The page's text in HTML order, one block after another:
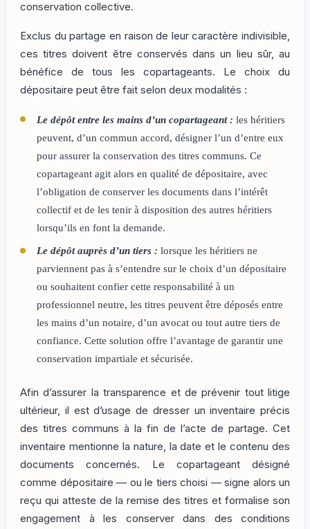
conservation collective.
Exclus du partage en raison de leur caractère indivisible,
ces titres doivent être conservés dans un lieu sûr, au
bénéfice de tous les copartageants. Le choix du
dépositaire peut être fait selon deux modalités :
Le dépôt entre les mains d’un copartageant : les héritiers
peuvent, d’un commun accord, désigner l’un d’entre eux
pour assurer la conservation des titres communs. Ce
copartageant agit alors en qualité de dépositaire, avec
l’obligation de conserver les documents dans l’intérêt
collectif et de les tenir à disposition des autres héritiers
lorsqu’ils en font la demande.
Le dépôt auprès d’un tiers : lorsque les héritiers ne
parviennent pas à s’entendre sur le choix d’un dépositaire
ou souhaitent confier cette responsabilité à un
professionnel neutre, les titres peuvent être déposés entre
les mains d’un notaire, d’un avocat ou tout autre tiers de
confiance. Cette solution offre l’avantage de garantir une
conservation impartiale et sécurisée.
Afin d’assurer la transparence et de prévenir tout litige
ultérieur, il est d’usage de dresser un inventaire précis
des titres communs à la fin de l’acte de partage. Cet
inventaire mentionne la nature, la date et le contenu des
documents concernés. Le copartageant désigné
comme dépositaire — ou le tiers choisi — signe alors un
reçu qui atteste de la remise des titres et formalise son
engagement à les conserver dans des conditions